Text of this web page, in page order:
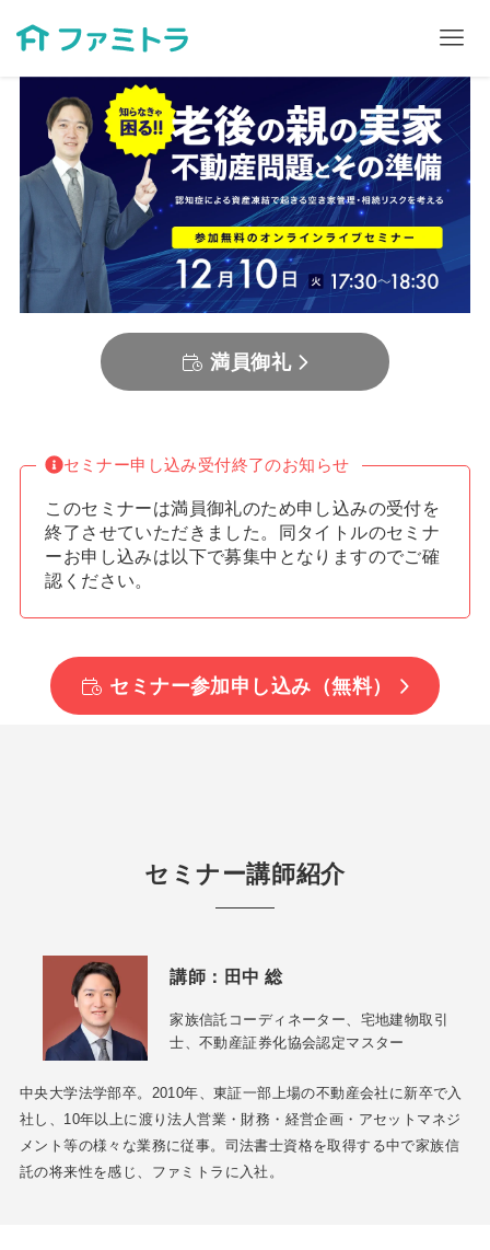
満員御礼
セミナー申し込み受付終了のお知らせ
このセミナーは満員御礼のため申し込みの受付を
終了させていただきました。同タイトルのセミナ
ーお申し込みは以下で募集中となりますのでご確
認ください。
セミナー参加申し込み（無料）
セミナー講師紹介
講師： 田中 総
家族信託コーディネーター、宅地建物取引
士、不動産証券化協会認定マスター
中央大学法学部卒。2010年、東証一部上場の不動産会社に新卒で入
社し、10年以上に渡り法人営業・財務・経営企画・アセットマネジ
メント等の様々な業務に従事。司法書士資格を取得する中で家族信
託の将来性を感じ、ファミトラに入社。